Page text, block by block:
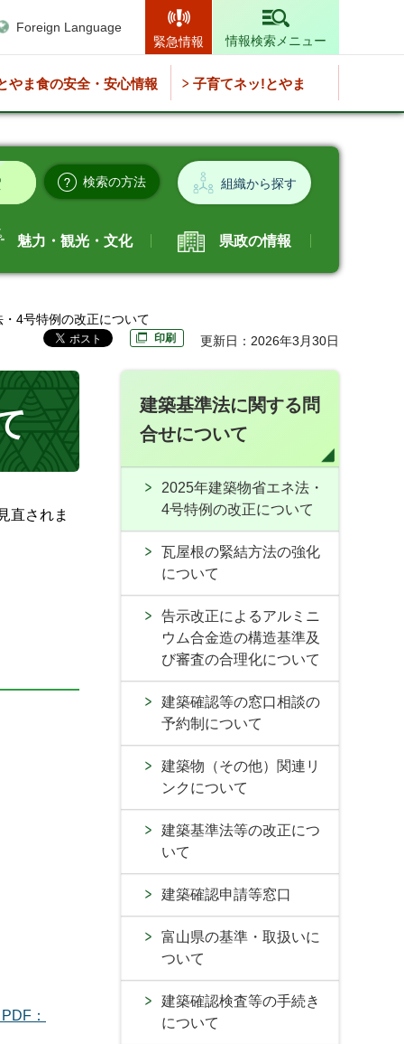
Foreign Language
緊急情報
情報検索メニュー
やま食の安全・安心情報 子育てネッ!とやま
検索の方法 組織から探す
魅力・観光・文化 県政の情報
4号特例の改正について
印刷 更新日：2026年3月30日
直されま
：
建築基準法に関する問
合せについて
2025年建築物省エネ法・
4号特例の改正について
瓦屋根の緊結方法の強化
について
告示改正によるアルミニ
ウム合金造の構造基準及
び審査の合理化について
建築確認等の窓口相談の
予約制について
建築物（その他）関連リ
ンクについて
建築基準法等の改正につ
いて
建築確認申請等窓口
富山県の基準・取扱いに
ついて
建築確認検査等の手続き
について